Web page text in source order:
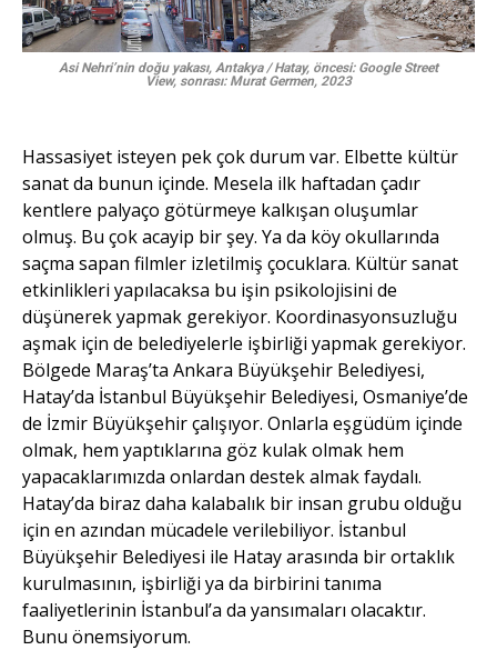
Asi Nehri’nin doğu yakası, Antakya / Hatay, öncesi: Google Street
View, sonrası: Murat Germen, 2023
Hassasiyet isteyen pek çok durum var. Elbette kültür
sanat da bunun içinde. Mesela ilk haftadan çadır
kentlere palyaço götürmeye kalkışan oluşumlar
olmuş. Bu çok acayip bir şey. Ya da köy okullarında
saçma sapan filmler izletilmiş çocuklara. Kültür sanat
etkinlikleri yapılacaksa bu işin psikolojisini de
düşünerek yapmak gerekiyor. Koordinasyonsuzluğu
aşmak için de belediyelerle işbirliği yapmak gerekiyor.
Bölgede Maraş’ta Ankara Büyükşehir Belediyesi,
Hatay’da İstanbul Büyükşehir Belediyesi, Osmaniye’de
de İzmir Büyükşehir çalışıyor. Onlarla eşgüdüm içinde
olmak, hem yaptıklarına göz kulak olmak hem
yapacaklarımızda onlardan destek almak faydalı.
Hatay’da biraz daha kalabalık bir insan grubu olduğu
için en azından mücadele verilebiliyor. İstanbul
Büyükşehir Belediyesi ile Hatay arasında bir ortaklık
kurulmasının, işbirliği ya da birbirini tanıma
faaliyetlerinin İstanbul’a da yansımaları olacaktır.
Bunu önemsiyorum.